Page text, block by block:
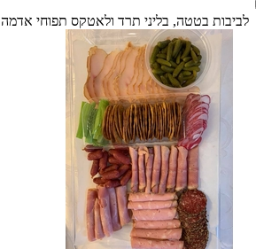
לביבות בטטה, בליני תרד ולאטקס תפוחי אדמה